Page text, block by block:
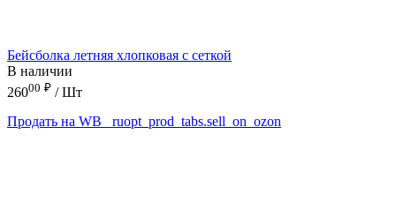
Бейсболка летняя хлопковая с сеткой
В наличии
26000 ₽ / Шт
Продать на WB
_ruopt_prod_tabs.sell_on_ozon